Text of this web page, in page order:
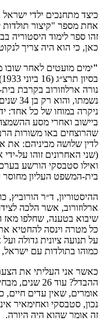
כיצד מתחנכים ילדי
אחת מספר "קיצור
זהו ספר לימוד היסטוריה
כאן, כי הוא היה צריך
"ימים מועטים לאחר
נורה ארלוזורוב בקרבת
ניקרה במוחו של כל אחד:
ביישוב ואחרי מסע
שהרוצחים באו משורות
לדין שלושה מביניהם: את
(שני האחרונים זוהו על-
ואילו סטבסקי הורשע
בית-המשפט העליון
ההיסטוריון, ד״ר
ארלוזורוב, אשר הלכה
כל מטרה וינסה להחטיא
על תנועה ציונית גדולה
כמוהו בתולדות עם ישראל,
ההבדל? עוד
אומרים, שאין עדים חיים,
נכון, סטבסקי ואחימאיר
זה אומר שהוא היה היורה.